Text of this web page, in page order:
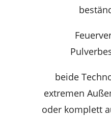
beide
extremen
oder komplett